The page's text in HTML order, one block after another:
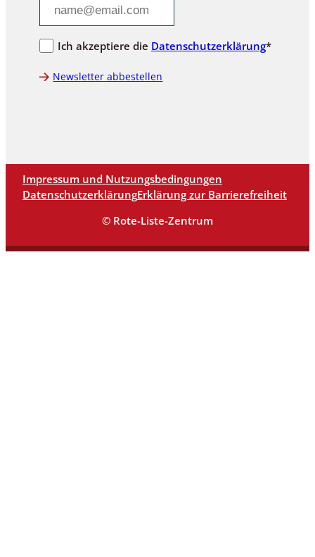
Ich akzeptiere die Datenschutzerklärung*
Newsletter abbestellen
Impressum und Nutzungsbedingungen
DatenschutzerklärungErklärung zur Barrierefreiheit
© Rote-Liste-Zentrum